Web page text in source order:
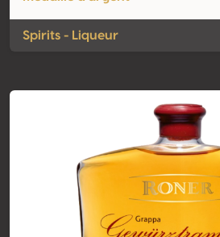
Spirits - Liqueur